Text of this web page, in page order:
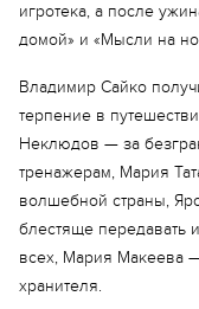
игротека, а после
домой» и «Мысли на
Владимир Сайко
терпение в
Неклюдов — за
тренажерам, Мария
волшебной страны,
блестяще передавать
всех, Мария Макеева
хранителя.